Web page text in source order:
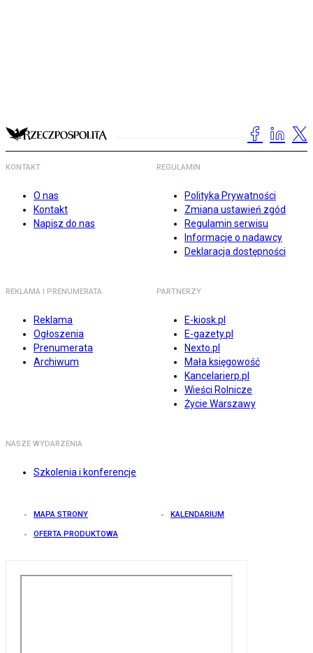
KONTAKT
O nas
Kontakt
Napisz do nas
REGULAMIN
Polityka Prywatności
Zmiana ustawień zgód
Regulamin serwisu
Informacje o nadawcy
Deklaracja dostępności
REKLAMA I PRENUMERATA
Reklama
Ogłoszenia
Prenumerata
Archiwum
PARTNERZY
E-kiosk.pl
E-gazety.pl
Nexto.pl
Mała księgowość
Kancelarierp.pl
Wieści Rolnicze
Życie Warszawy
NASZE WYDARZENIA
Szkolenia i konferencje
MAPA STRONY KALENDARIUM
OFERTA PRODUKTOWA